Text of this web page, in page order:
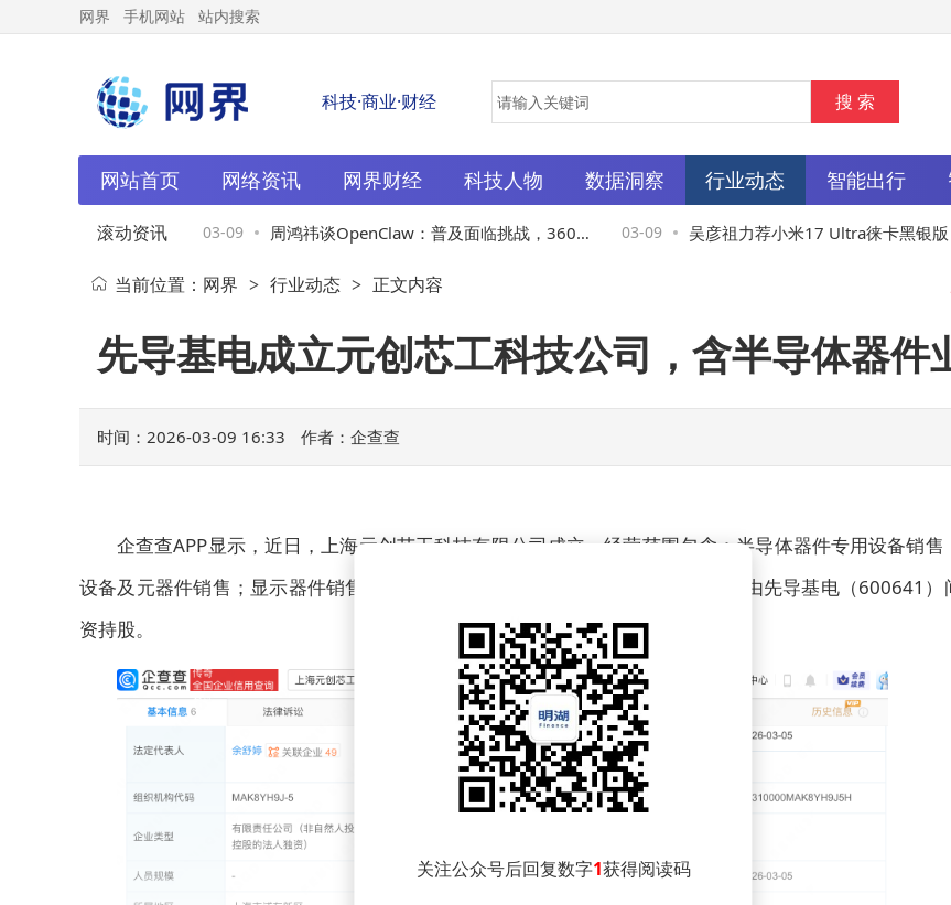
网界 手机网站 站内搜索
科技·商业·财经
网站首页 网络资讯 网界财经 科技人物 数据洞察 行业动态 智能出行
滚动资讯
水军攻击，称通用 03-09 周鸿祎谈OpenClaw：普及面临挑战，360将
推简化版促发展
03-09 吴彦祖力荐小米17 Ultra徕卡黑银版：
当前位置： 网界 > 行业动态 > 正文内容
先导基电成立元创芯工科技公司，含半导体器件
时间：2026-03-09 16:33 作者：企查查
企查查APP显示，近日，上海元创芯工科技有限公司成立，经营范围包含：半导体器件专用设备销售
设备及元器件销售；显示器件销售；软件开发等。企查查股权穿透显示，该公司由先导基电（600641）
资持股。
关注公众号后回复数字1获得阅读码